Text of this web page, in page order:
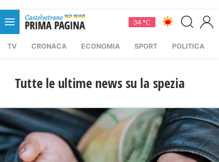
34 °C
TV CRONACA ECONOMIA SPORT POLITICA
Tutte le ultime news su la spezia